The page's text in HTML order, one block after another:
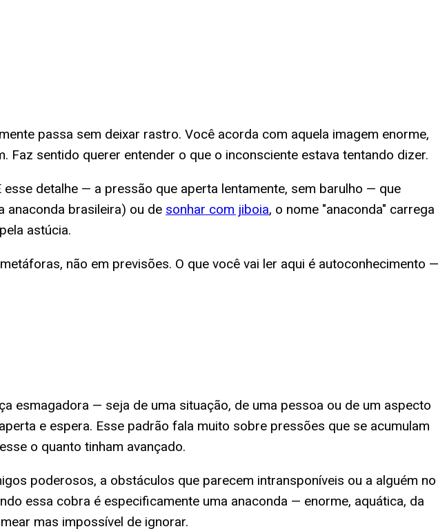
passa sem deixar rastro. Você acorda com aquela imagem enorme,
Faz sentido querer entender o que o inconsciente estava tentando dizer.
detalhe — a pressão que aperta lentamente, sem barulho — que
anaconda brasileira) ou de sonhar com jiboia, o nome "anaconda" carrega
astúcia.
não em previsões. O que você vai ler aqui é autoconhecimento —
esmagadora — seja de uma situação, de uma pessoa ou de um aspecto
e espera. Esse padrão fala muito sobre pressões que se acumulam
o quanto tinham avançado.
poderosos, a obstáculos que parecem intransponíveis ou a alguém no
essa cobra é especificamente uma anaconda — enorme, aquática, da
mas impossível de ignorar.